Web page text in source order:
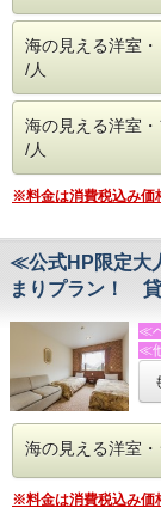
※
【
ど
ト
フ
・
（
・
好
い
【
用
※
◆
鏡
が
ヨ
※
【
「
※
さ
（
・
・
好
お
い
用
る
◆
チ
海の見える洋室
/人
海の見える洋室
/人
※料金は消費税込み価
≪公式HP限定大
まりプラン！ 貸
≪
≪
☆★
朝
釣
海の見える洋室
※料金は消費税込み価